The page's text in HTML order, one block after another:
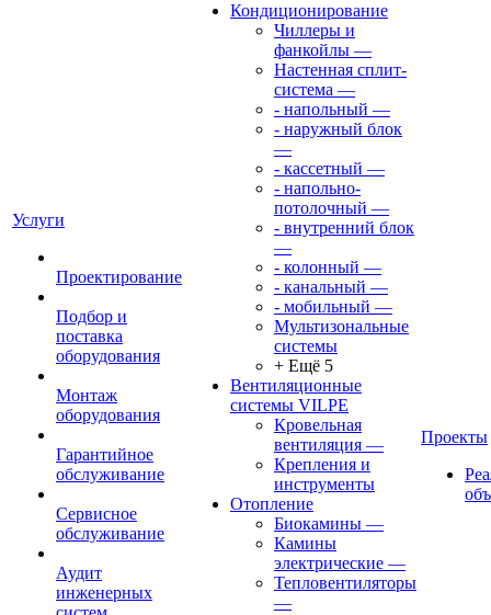
Услуги
Проектирование
Подбор и
поставка
оборудования
Монтаж
оборудования
Гарантийное
обслуживание
Сервисное
обслуживание
Аудит
инженерных
Кондиционирование
Чиллеры и
фанкойлы —
Настенная сплит-
система —
- напольный —
- наружный блок
—
- кассетный —
- напольно-
потолочный —
- внутренний блок
—
- колонный —
- канальный —
- мобильный —
Мультизональные
системы
+ Ещё 5
Вентиляционные
системы VILPE
Кровельная
вентиляция —
Крепления и
инструменты
Отопление
Биокамины —
Камины
электрические —
Тепловентиляторы
—
Проекты